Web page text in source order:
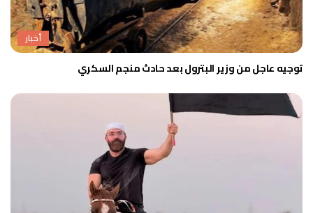
أخبار
توجيه عاجل من وزير البترول بعد حادث منجم السكري